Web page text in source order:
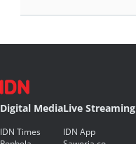
Digital Media
IDN Times
Live Streaming
IDN App